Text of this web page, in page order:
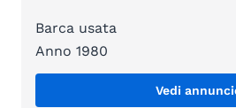
Barca usata
Anno 1980
Vedi